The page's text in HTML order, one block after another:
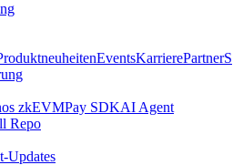
EventsKarrierePartnerS
zkEVMPay SDKAI Agent
Repo
Updates